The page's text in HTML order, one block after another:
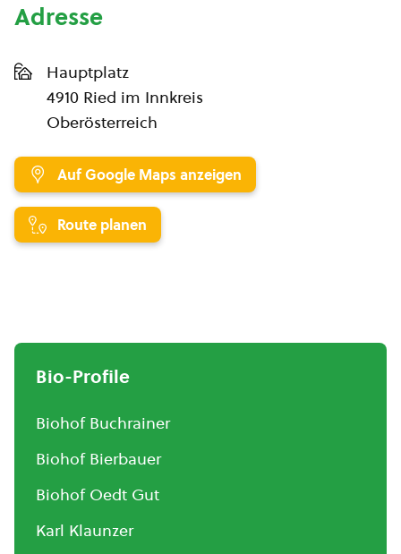
Adresse
Hauptplatz
4910 Ried im Innkreis
Oberösterreich
Auf Google Maps anzeigen
Route planen
Bio-Profile
Biohof Buchrainer
Biohof Bierbauer
Biohof Oedt Gut
Karl Klaunzer